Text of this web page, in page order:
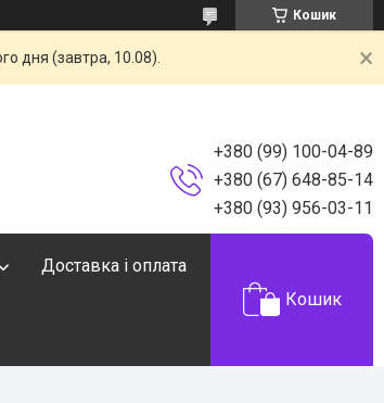
Кошик
дня (завтра, 10.08).
+380 (99) 100-04-89
+380 (67) 648-85-14
+380 (93) 956-03-11
Доставка і оплата
Кошик